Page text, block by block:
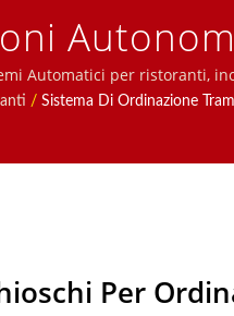
Automatici per ristoranti,
tramite Tablet, Sistema
/ Sistema Di Ordinazione
Per